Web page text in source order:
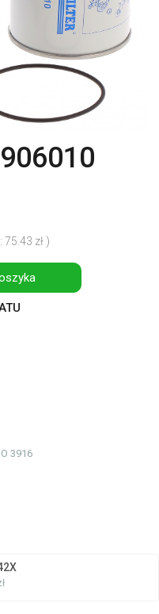
75.43 zł )
3916